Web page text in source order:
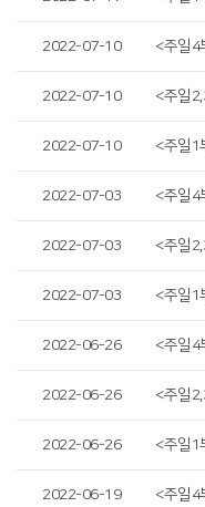
2022-07-10
2022-07-10
2022-07-10
2022-07-03
2022-07-03
2022-07-03
2022-06-26
2022-06-26
2022-06-26
2022-06-19